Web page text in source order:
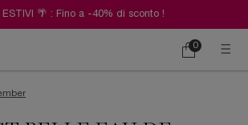
ESTIVI 🌴 : Fino a -40% di sconto !
Carrello
0
0 prodotto